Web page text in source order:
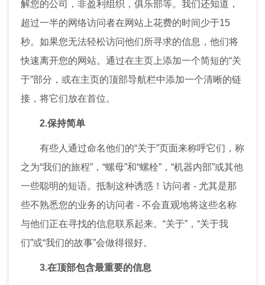
解您的公司，非盈利组织，俱乐部等。我们还知道，
超过一半的网络访问者在网站上花费的时间少于15
秒。如果您无法轻松访问他们所寻求的信息，他们将
快速离开您的网站。通过在主页上添加一个简短的“关
于”部分，或在主页的顶部导航栏中添加一个清晰的链
接，将它们放在首位。
2.保持简单
有些人通过命名他们的“关于”页面来称呼它们，称
之为“我们的旅程”，“螺母”和“螺栓”，“机器内部”或其他
一些聪明的短语。抵制这种诱惑！访问者 - 尤其是那
些不熟悉您的业务的访问者 - 不会直观地将这些名称
与他们正在寻找的信息联系起来。“关于”，“关于我
们”或“我们的故事”会做得很好。
3.在顶部包含最重要的信息